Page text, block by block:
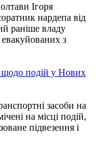
Ігоря
нардепа від
раніше владу
з
щодо подій у Нових
засоби на
на місці подій,
підвезення і